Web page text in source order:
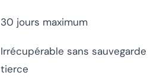
30 jours maximum
Irrécupérable sans sauvegarde
tierce